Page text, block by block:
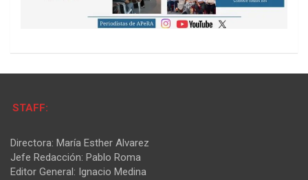
STAFF:
Directora: María Esther Alvarez
Jefe Redacción: Pablo Roma
Editor General: Ignacio Medina